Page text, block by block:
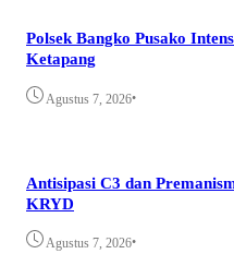
Polsek Bangko Pusako
Ketapang
Agustus 7, 2026•
Antisipasi C3 dan
KRYD
Agustus 7, 2026•